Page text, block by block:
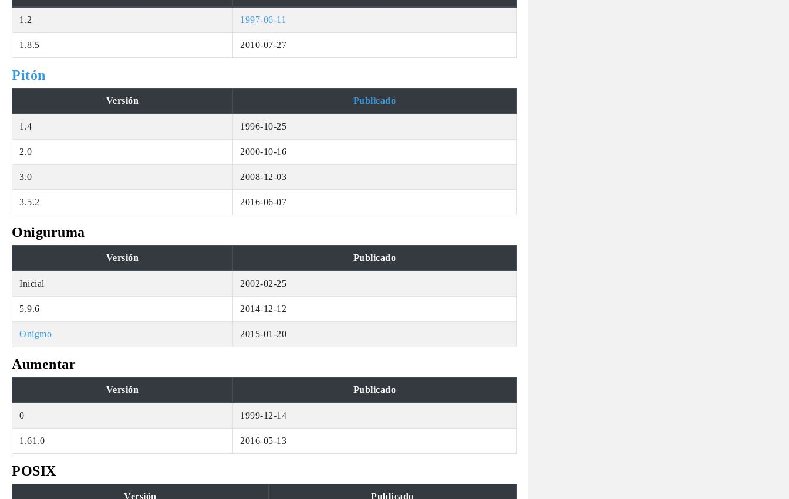
1.2 1997-06-11
1.8.5 2010-07-27
Pitón
Versión Publicado
1.4 1996-10-25
2.0 2000-10-16
3.0 2008-12-03
3.5.2 2016-06-07
Oniguruma
Versión Publicado
Inicial 2002-02-25
5.9.6 2014-12-12
Onigmo 2015-01-20
Aumentar
Versión Publicado
0 1999-12-14
1.61.0 2016-05-13
POSIX
Versión Publicado